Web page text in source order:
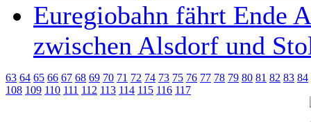
Euregiobahn fährt Ende
zwischen Alsdorf und
63 64 65 66 67 68 69 70 71 72 74 73 75 76 77 78 79 80 81 82 83 84
108 109 110 111 112 113 114 115 116 117